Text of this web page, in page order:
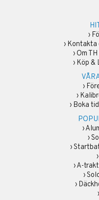
›
› Kontakta
› Om
› Köp &
›
›
› Boka
›
›
›
›
›A-
›
›
›